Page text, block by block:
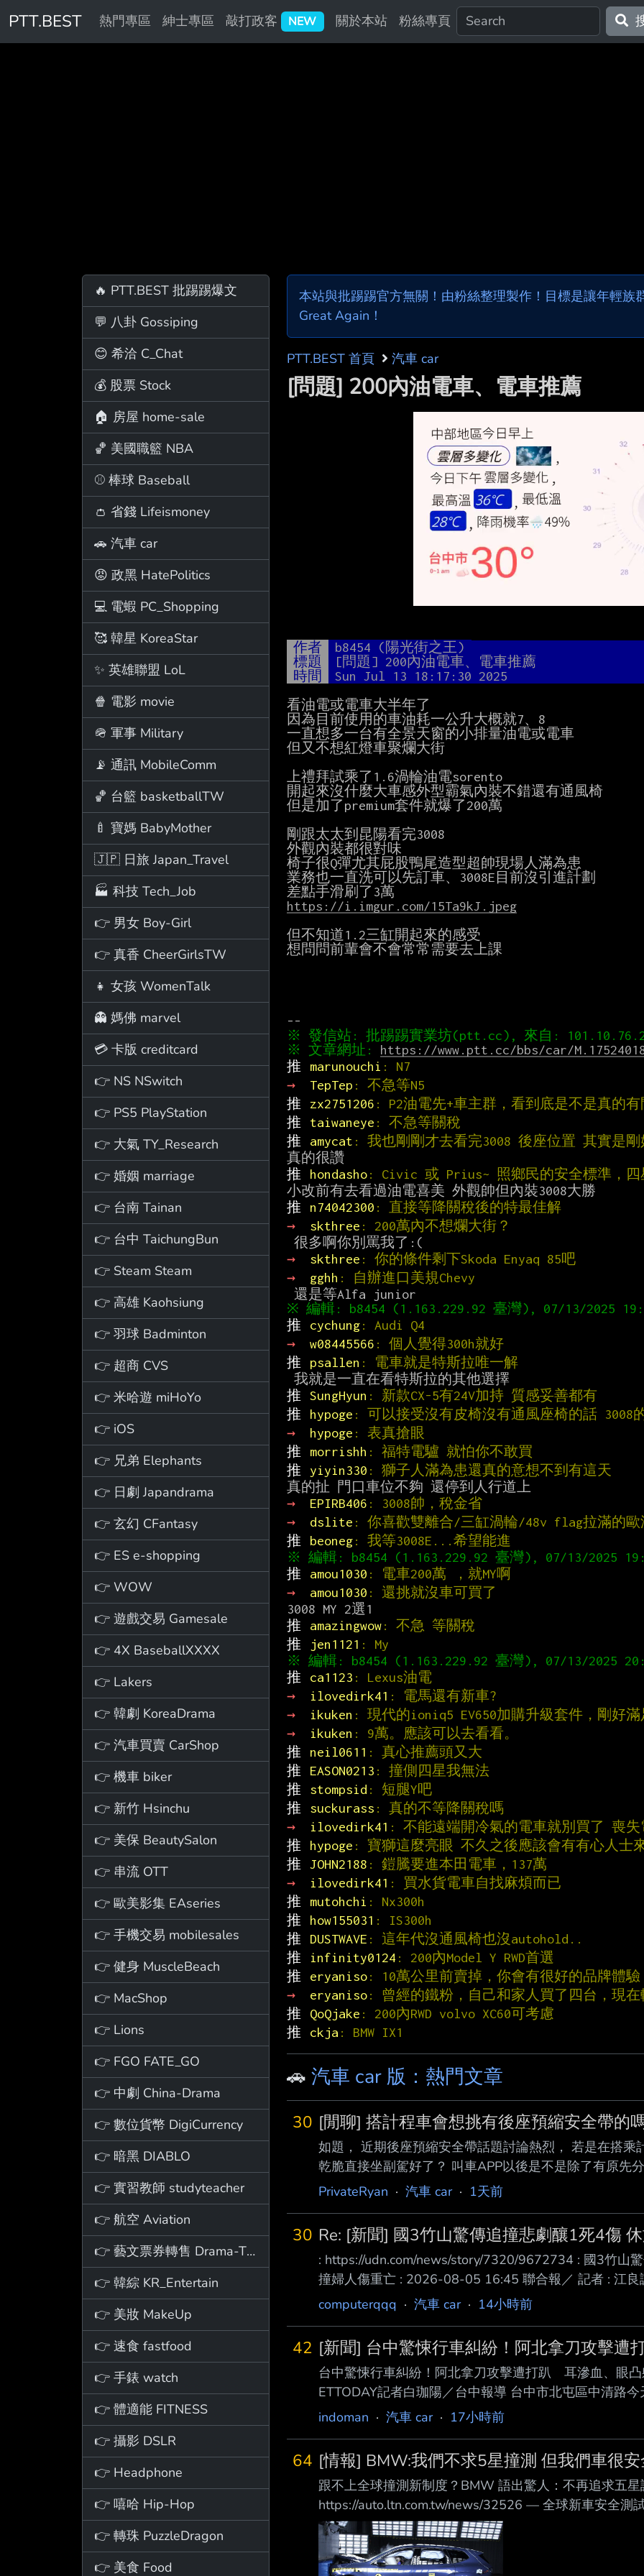
PTT.BEST 熱門專區 紳士專區 敲打政客 NEW 關於本站 粉絲專頁
🔥 PTT.BEST 批踢踢爆文
💬 八卦 Gossiping
😊 希洽 C_Chat
💰 股票 Stock
🏠 房屋 home-sale
🏀 美國職籃 NBA
⚾ 棒球 Baseball
👛 省錢 Lifeismoney
🚗 汽車 car
😡 政黑 HatePolitics
💻 電蝦 PC_Shopping
🥰 韓星 KoreaStar
✨ 英雄聯盟 LoL
🍿 電影 movie
🪖 軍事 Military
📡 通訊 MobileComm
🏀 台籃 basketballTW
🍼 寶媽 BabyMother
🇯🇵 日旅 Japan_Travel
🏭 科技 Tech_Job
👉 男女 Boy-Girl
👉 真香 CheerGirlsTW
👧 女孩 WomenTalk
👻 媽佛 marvel
💳 卡版 creditcard
👉 NS NSwitch
👉 PS5 PlayStation
👉 大氣 TY_Research
👉 婚姻 marriage
👉 台南 Tainan
👉 台中 TaichungBun
👉 Steam Steam
👉 高雄 Kaohsiung
👉 羽球 Badminton
👉 超商 CVS
👉 米哈遊 miHoYo
👉 iOS
👉 兄弟 Elephants
👉 日劇 Japandrama
👉 玄幻 CFantasy
👉 ES e-shopping
👉 WOW
👉 遊戲交易 Gamesale
👉 4X BaseballXXXX
👉 Lakers
👉 韓劇 KoreaDrama
👉 汽車買賣 CarShop
👉 機車 biker
👉 新竹 Hsinchu
👉 美保 BeautySalon
👉 串流 OTT
👉 歐美影集 EAseries
👉 手機交易 mobilesales
👉 健身 MuscleBeach
👉 MacShop
👉 Lions
👉 FGO FATE_GO
👉 中劇 China-Drama
👉 數位貨幣 DigiCurrency
👉 暗黑 DIABLO
👉 實習教師 studyteacher
👉 航空 Aviation
👉 藝文票券轉售 Drama-Ticket
👉 韓綜 KR_Entertain
👉 美妝 MakeUp
👉 速食 fastfood
👉 手錶 watch
👉 體適能 FITNESS
👉 攝影 DSLR
👉 Headphone
👉 嘻哈 Hip-Hop
👉 轉珠 PuzzleDragon
👉 美食 Food
本站與批踢踢官方無關！由粉絲整理製作！目標是讓年輕族
Great Again！
PTT.BEST 首頁 汽車 car
[問題] 200內油電車、電車推薦
作者 b8454 (陽光街之王)
標題
[問題] 200內油電車、電車推薦
時間
Sun Jul 13 18:17:30 2025
看油電或電車大半年了
因為目前使用的車油耗一公升大概就7、8
一直想多一台有全景天窗的小排量油電或電車
但又不想紅燈車聚爛大街
上禮拜試乘了1.6渦輪油電sorento
開起來沒什麼大車感外型霸氣內裝不錯還有通風椅
但是加了premium套件就爆了200萬
剛跟太太到昆陽看完3008
外觀內裝都很對味
椅子很Q彈尤其屁股鴨尾造型超帥現場人滿為患
業務也一直洗可以先訂車、3008E目前沒引進計劃
https://i.imgur.com/15Ta9kJ.jpeg
但不知道1.2三缸開起來的感受
想問問前輩會不會常常需要去上課
※ 文章網址: https://www.ptt.cc/bbs/car/
推
marunouchi : N7
→
TepTep : 不急等N5
推
zx2751206 : P2油電先+車主群，看到底是不是真的有
推
taiwaneye : 不急等關稅
推
amycat : 我也剛剛才去看完3008 後座位置 其實是
推
hondasho: Civic 或 Prius~ 照鄉民的安全標準，四
推
n74042300 : 直接等降關稅後的特最佳解
→
skthree : 200萬內不想爛大街？
→
skthree : 你的條件剩下Skoda Enyaq 85吧
→
gghh : 自辦進口美規Chevy
推
cychung: Audi Q4
→
w08445566 : 個人覺得300h就好
推
psallen : 電車就是特斯拉唯一解
推 SungHyun : 新款CX-5有24V加持 質感妥善都有
推
hypoge : 可以接受沒有皮椅沒有通風座椅的話 3008
→
hypoge : 表真搶眼
推
morrishh : 福特電驢 就怕你不敢買
推
yiyin330 : 獅子人滿為患還真的意想不到有這天
→
EPIRB406 : 3008帥，稅金省
→
dslite : 你喜歡雙離合/三缸渦輪/48v flag拉滿的歐
推
beoneg: 我等3008E...希望能進
推
amou1030 : 電車200萬 ，就MY啊
→
amou1030 : 還挑就沒車可買了
推
amazingwow: 不急 等關稅
推
jen1121 : My
推
ca1123 : Lexus油電
→
ilovedirk41 : 電馬還有新車?
→
ikuken : 現代的ioniq5 EV650加購升級套件，剛好滿
→
ikuken : 9萬。應該可以去看看。
推
neil0611 : 真心推薦頭又大
推
EASON0213 : 撞側四星我無法
推
stompsid : 短腿Y吧
推
suckurass : 真的不等降關稅嗎
→
ilovedirk41 : 不能遠端開冷氣的電車就別買了 喪失
推
hypoge : 寶獅這麼亮眼 不久之後應該會有有心人士
推 JOHN2188 : 鎧騰要進本田電車，137萬
→
ilovedirk41 : 買水貨電車自找麻煩而已
推
mutohchi : Nx300h
推
how155031 : IS300h
推
DUSTWAVE : 這年代沒通風椅也沒autohold..
推
infinity0124 : 200內Model Y RWD首選
推
eryaniso: 10萬公里前賣掉，你會有很好的品牌體驗
→
eryaniso: 曾經的鐵粉，自己和家人買了四台，現在
推
QoQjake : 200內RWD volvo XC60可考慮
推
ckja : BMW IX1
🚗 汽車 car 版：熱門文章
30 [閒聊] 搭計程車會想挑有後座預縮安全帶的
如題， 近期後座預縮安全帶話題討論熱烈， 若是在搭
乾脆直接坐副駕好了？ 叫車APP以後是不是除了有原先
外，應再增加後 座預縮安全帶車輛的選項會更安全？ 有
PrivateRyan · 汽車 car· 1天前
30 Re: [新聞] 國3竹山驚傳追撞悲劇釀1死4傷
: https://udn.com/news/story/7320/9672734 : 國3竹山
撞婦人傷重亡 : 2026-08-05 16:45 聯合報／ 記者 : 江
里南投竹山路段，3日下午發生死亡車禍！1輛休旅車疑
因仍調查中。 : 事故發生於3日下午5時13分許，68歲曾
computerqqq · 汽車 car· 14小時前
42 [新聞] 台中驚悚行車糾紛！阿北拿刀攻擊遭
台中驚悚行車糾紛！阿北拿刀攻擊遭打趴 耳滲血、眼
ETTODAY記者白珈陽／台中報導 台中市北屯區中清路
程中68歲李姓男子持摺 疊刀攻擊35歲葉姓男子，造成葉
大量 網友熱議。 影片顯示，發生糾紛後，李男走向葉男
車，造成 整輛廂型車不斷晃動，李還有疑似揮拳動作；
indoman · 汽車 car· 17小時前
64 [情報] BMW:我們不求5星撞測 但我們車很
跟不上全球撞測新制度？BMW 語出驚人：不再追求五
https://auto.ltn.com.tw/news/32526 — 全球新車安全測
代表自家車輛安全獲得專業單位 背書，同時也讓消費者
華品牌更是如此，但 BMW 近日卻坦言，品牌在開發新
界與車迷一片譁然 。 外媒報導， Michel 指出， 品牌始